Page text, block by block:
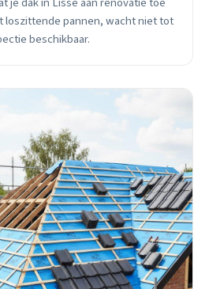
loszittende pannen, wacht niet tot
beschikbaar.